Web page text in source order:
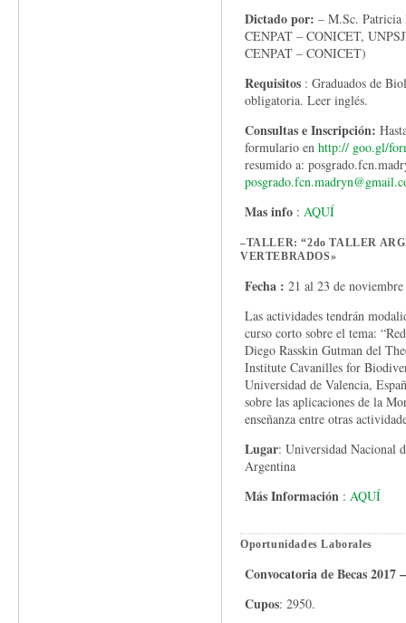
Dictado por: – M.Sc.
CENPAT – CONICET,
CENPAT – CONICET)
Requisitos : Graduados de
obligatoria. Leer inglés.
Consultas e Inscripción:
formulario en http:// goo.gl/
resumido a:
Mas info : AQUÍ
–TALLER: “2do TALLER
VERTEBRADOS»
Fecha : 21 al 23 de
Las actividades tendrán
curso corto sobre el tema:
Diego Rasskin Gutman del
Institute Cavanilles for
Universidad de Valencia,
sobre las aplicaciones de la
enseñanza entre otras
Lugar: Universidad Nacional
Argentina
Más Información : AQUÍ
Oportunidades Laborales
Convocatoria de Becas 2017
Cupos: 2950.